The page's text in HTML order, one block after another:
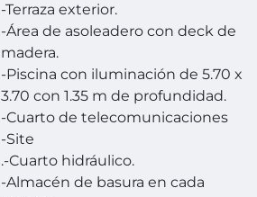
-Terraza exterior.
-Área de asoleadero con deck de
madera.
-Piscina con iluminación de 5.70 x
3.70 con 1.35 m de profundidad.
-Cuarto de telecomunicaciones
-Site
.-Cuarto hidráulico.
-Almacén de basura en cada